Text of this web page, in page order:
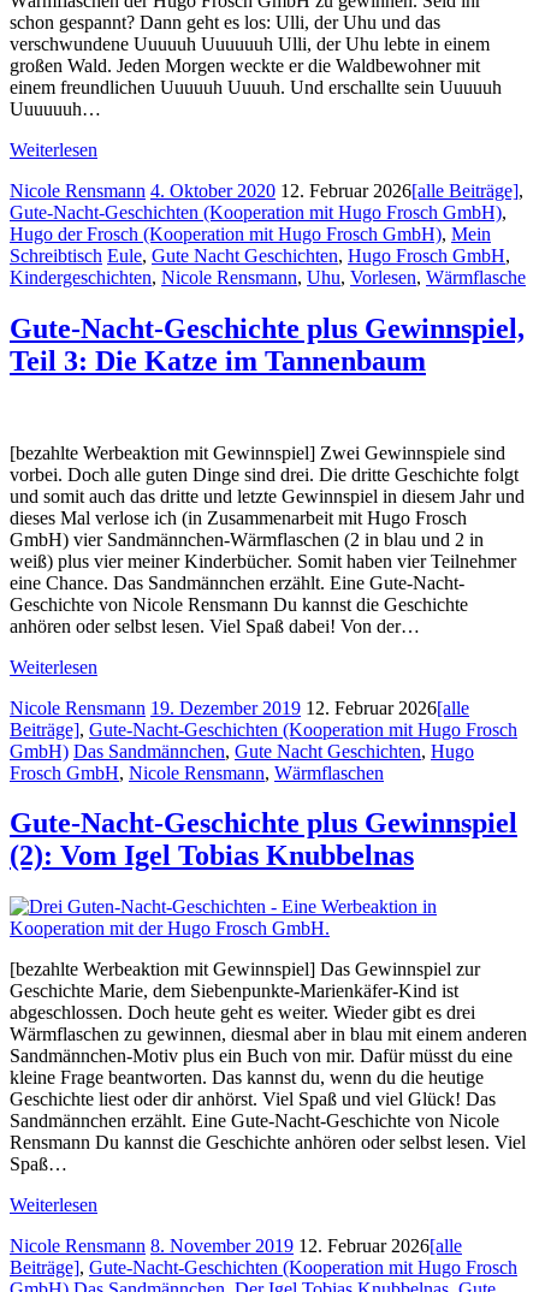
schon gespannt? Dann geht es los: Ulli, der Uhu und das
verschwundene Uuuuuh Uuuuuuh Ulli, der Uhu lebte in einem
großen Wald. Jeden Morgen weckte er die Waldbewohner mit
einem freundlichen Uuuuuh Uuuuh. Und erschallte sein Uuuuuh
Uuuuuuh…
Weiterlesen
Nicole Rensmann 4. Oktober 2020 12. Februar 2026[alle Beiträge],
Gute-Nacht-Geschichten (Kooperation mit Hugo Frosch GmbH),
Hugo der Frosch (Kooperation mit Hugo Frosch GmbH), Mein
Schreibtisch Eule, Gute Nacht Geschichten, Hugo Frosch GmbH,
Kindergeschichten, Nicole Rensmann, Uhu, Vorlesen, Wärmflasche
Gute-Nacht-Geschichte plus Gewinnspiel,
Teil 3: Die Katze im Tannenbaum
[bezahlte Werbeaktion mit Gewinnspiel] Zwei Gewinnspiele sind
vorbei. Doch alle guten Dinge sind drei. Die dritte Geschichte folgt
und somit auch das dritte und letzte Gewinnspiel in diesem Jahr und
dieses Mal verlose ich (in Zusammenarbeit mit Hugo Frosch
GmbH) vier Sandmännchen-Wärmflaschen (2 in blau und 2 in
weiß) plus vier meiner Kinderbücher. Somit haben vier Teilnehmer
eine Chance. Das Sandmännchen erzählt. Eine Gute-Nacht-
Geschichte von Nicole Rensmann Du kannst die Geschichte
anhören oder selbst lesen. Viel Spaß dabei! Von der…
Weiterlesen
Nicole Rensmann 19. Dezember 2019 12. Februar 2026[alle
Beiträge], Gute-Nacht-Geschichten (Kooperation mit Hugo Frosch
GmbH) Das Sandmännchen, Gute Nacht Geschichten, Hugo
Frosch GmbH, Nicole Rensmann, Wärmflaschen
Gute-Nacht-Geschichte plus Gewinnspiel
(2): Vom Igel Tobias Knubbelnas
[bezahlte Werbeaktion mit Gewinnspiel] Das Gewinnspiel zur
Geschichte Marie, dem Siebenpunkte-Marienkäfer-Kind ist
abgeschlossen. Doch heute geht es weiter. Wieder gibt es drei
Wärmflaschen zu gewinnen, diesmal aber in blau mit einem anderen
Sandmännchen-Motiv plus ein Buch von mir. Dafür müsst du eine
kleine Frage beantworten. Das kannst du, wenn du die heutige
Geschichte liest oder dir anhörst. Viel Spaß und viel Glück! Das
Sandmännchen erzählt. Eine Gute-Nacht-Geschichte von Nicole
Rensmann Du kannst die Geschichte anhören oder selbst lesen. Viel
Spaß…
Weiterlesen
Nicole Rensmann 8. November 2019 12. Februar 2026[alle
Beiträge], Gute-Nacht-Geschichten (Kooperation mit Hugo Frosch